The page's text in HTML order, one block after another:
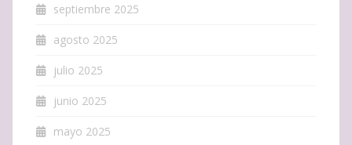
septiembre 2025
agosto 2025
julio 2025
junio 2025
mayo 2025